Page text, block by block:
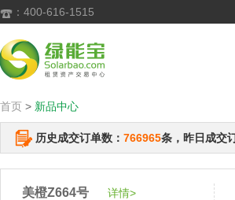
 ：400-616-1515
首页 > 新品中心
历史成交订单数： 766965条，昨日成交
美橙Z664号 详情>